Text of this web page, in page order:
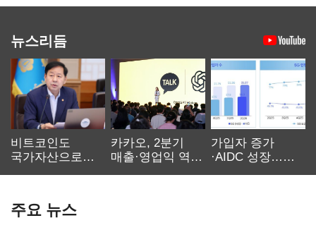
뉴스리듬
비트코인도
국가자산으로…'
카카오, 2분기
매출·영업익 역대
가입자 증가
·AIDC 성장…
주요 뉴스